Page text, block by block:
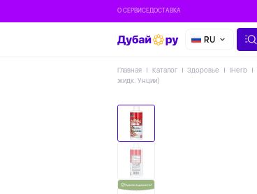
О СЕРВИСЕДОСТАВКА
RU
Главная Каталог Здоровье IHerb
жидк. Унции)